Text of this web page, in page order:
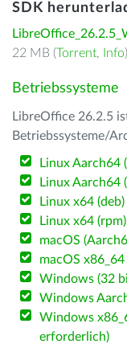
SDK
22 MB (Torrent, Info)
Betriebssysteme
LibreOffice 26.2.5
Betriebssysteme/
Linux Aarch64
Linux Aarch64
Linux x64 (deb)
Linux x64 (rpm)
macOS
macOS
Windows (32
Windows
Windows
erforderlich)